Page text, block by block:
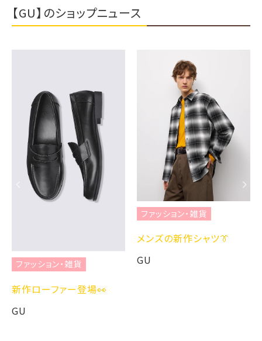
【GU】のショップニュース
ファッション・雑貨
新作ローファー登場👀
GU
ファッション・雑貨
メンズの新作シャツ👔
GU